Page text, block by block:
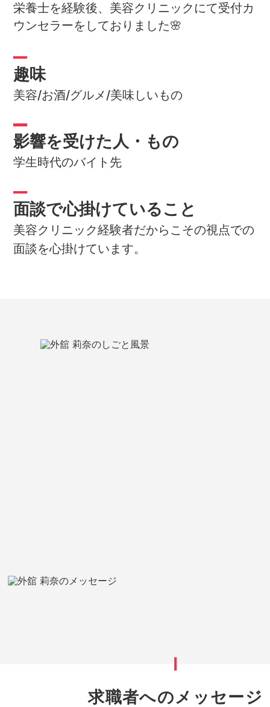
栄養士を経験後、美容クリニックにて受付カ
ウンセラーをしておりました🌸
趣味
美容/お酒/グルメ/美味しいもの
影響を受けた人・もの
学生時代のバイト先
面談で心掛けていること
美容クリニック経験者だからこその視点での
面談を心掛けています。
求職者へのメッセージ